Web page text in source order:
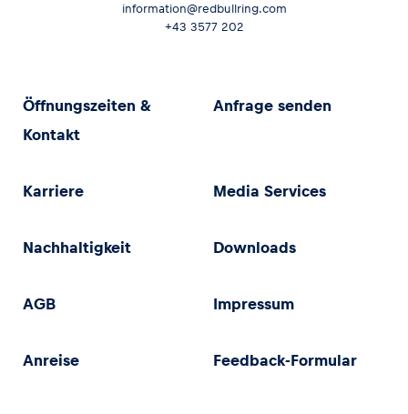
information@redbullring.com
+43 3577 202
Öffnungszeiten &
Kontakt
Anfrage senden
Karriere Media Services
Nachhaltigkeit Downloads
AGB Impressum
Anreise Feedback-Formular